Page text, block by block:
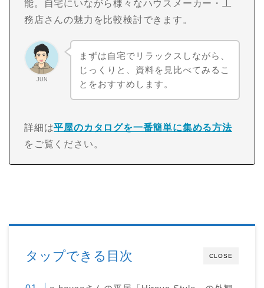
能。自宅にいながら様々なハウスメーカー・工
務店さんの魅力を比較検討できます。
JUN
まずは自宅でリラックスしながら、
じっくりと、資料を見比べてみるこ
とをおすすめします。
詳細は平屋のカタログを一番簡単に集める方法
をご覧ください。
CLOSE
タップできる目次